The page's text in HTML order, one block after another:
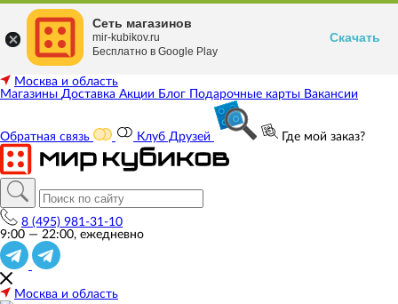
Москва и область
Магазины Доставка Акции Блог Подарочные карты Вакансии
Обратная связь Клуб Друзей Где мой заказ?
8 (495) 981-31-10
9:00 — 22:00, ежедневно
Москва и область
Сеть магазинов
mir-kubikov.ru
Бесплатно в Google Play
Скачать